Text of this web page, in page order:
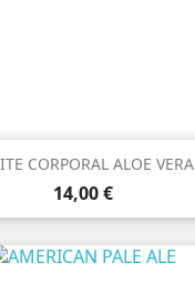
CORPORAL ALOE VERA
Precio
14,00 €
 Vista rápida